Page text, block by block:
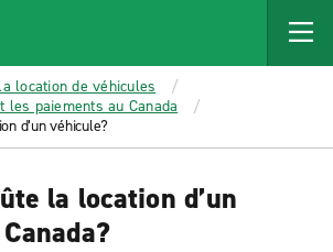
location de véhicules
les paiements au Canada
d’un véhicule?
la location d’un